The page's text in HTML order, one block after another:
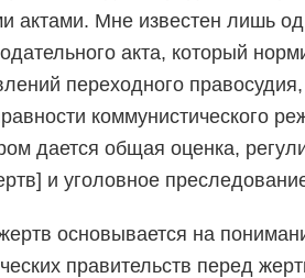
актами. Мне известен лишь
акта, который
переходного
коммунистического
дается общая оценка,
и уголовное
основывается на
правительств перед